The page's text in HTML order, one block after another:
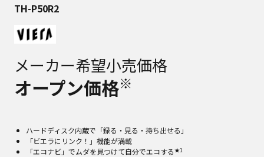
TH-P50R2
メーカー希望小売価格
オープン価格※
ハードディスク内蔵で「録る・見る・持ち出せる」
「ビエラにリンク！」機能が満載
「エコナビ」でムダを見つけて自分でエコする★1